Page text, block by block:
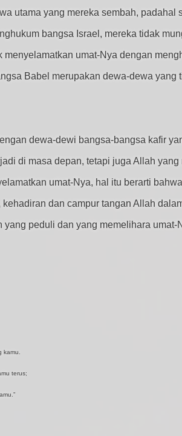
utama yang mereka sembah, padahal
bangsa Israel, mereka tidak
umat-Nya dengan
Babel merupakan dewa-dewa yang
dewa-dewi bangsa-bangsa kafir
di masa depan, tetapi juga Allah yang
umat-Nya, hal itu berarti
dan campur tangan Allah
peduli dan yang memelihara umat-
kamu.
terus;